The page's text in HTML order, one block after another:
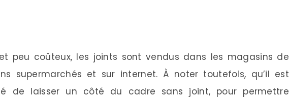
peu coûteux, les joints sont vendus dans les magasins de
supermarchés et sur internet. À noter toutefois, qu’il est
de laisser un côté du cadre sans joint, pour permettre